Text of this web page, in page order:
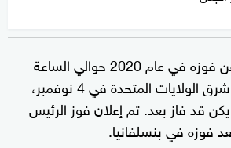
كان ترامب قد أعلن عن فوزه في عام 2020 حوالي الساعة
2:30 صباحًا بتوقيت شرق الولايات المتحدة في 4 نوفمبر،
قد فاز بعد. تم إعلان فوز الرئيس